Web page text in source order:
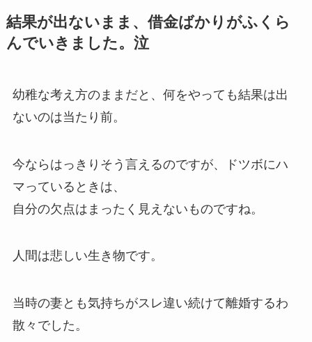
結果が出ないまま、借金ばかりがふくら
んでいきました。泣
幼稚な考え方のままだと、何をやっても結果は出
ないのは当たり前。
今ならはっきりそう言えるのですが、ドツボにハ
マっているときは、
自分の欠点はまったく見えないものですね。
人間は悲しい生き物です。
当時の妻とも気持ちがスレ違い続けて離婚するわ
散々でした。